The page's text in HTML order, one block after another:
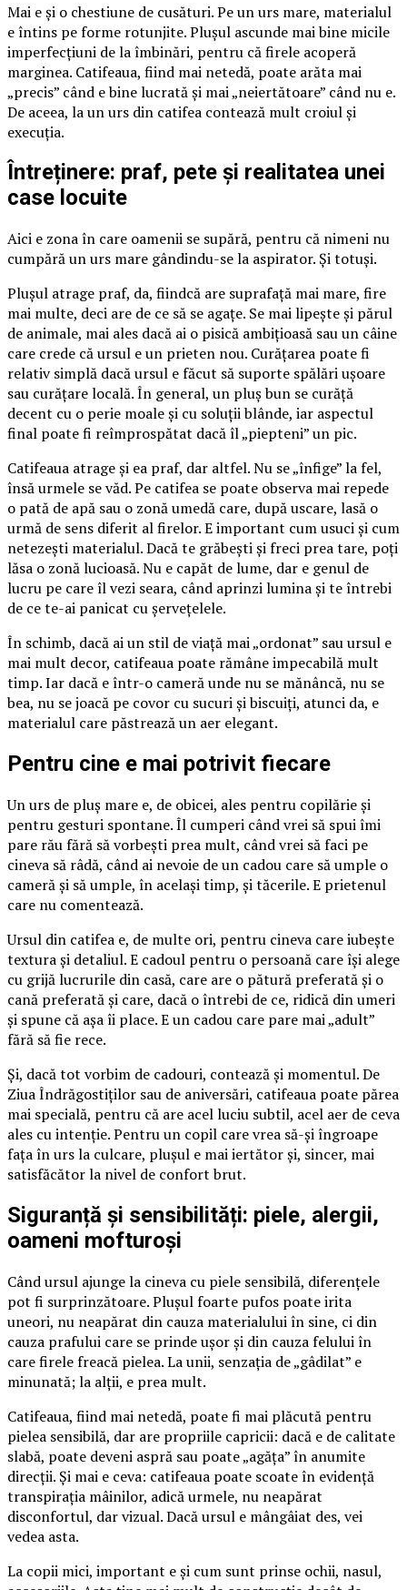
Mai e și o chestiune de cusături. Pe un urs mare, materialul
e întins pe forme rotunjite. Plușul ascunde mai bine micile
imperfecțiuni de la îmbinări, pentru că firele acoperă
marginea. Catifeaua, fiind mai netedă, poate arăta mai
„precis” când e bine lucrată și mai „neiertătoare” când nu e.
De aceea, la un urs din catifea contează mult croiul și
execuția.
Întreținere: praf, pete și realitatea unei
case locuite
Aici e zona în care oamenii se supără, pentru că nimeni nu
cumpără un urs mare gândindu-se la aspirator. Și totuși.
Plușul atrage praf, da, fiindcă are suprafață mai mare, fire
mai multe, deci are de ce să se agațe. Se mai lipește și părul
de animale, mai ales dacă ai o pisică ambițioasă sau un câine
care crede că ursul e un prieten nou. Curățarea poate fi
relativ simplă dacă ursul e făcut să suporte spălări ușoare
sau curățare locală. În general, un pluș bun se curăță
decent cu o perie moale și cu soluții blânde, iar aspectul
final poate fi reîmprospătat dacă îl „piepteni” un pic.
Catifeaua atrage și ea praf, dar altfel. Nu se „înfige” la fel,
însă urmele se văd. Pe catifea se poate observa mai repede
o pată de apă sau o zonă umedă care, după uscare, lasă o
urmă de sens diferit al firelor. E important cum usuci și cum
netezești materialul. Dacă te grăbești și freci prea tare, poți
lăsa o zonă lucioasă. Nu e capăt de lume, dar e genul de
lucru pe care îl vezi seara, când aprinzi lumina și te întrebi
de ce te-ai panicat cu șervețelele.
În schimb, dacă ai un stil de viață mai „ordonat” sau ursul e
mai mult decor, catifeaua poate rămâne impecabilă mult
timp. Iar dacă e într-o cameră unde nu se mănâncă, nu se
bea, nu se joacă pe covor cu sucuri și biscuiți, atunci da, e
materialul care păstrează un aer elegant.
Pentru cine e mai potrivit fiecare
Un urs de pluș mare e, de obicei, ales pentru copilărie și
pentru gesturi spontane. Îl cumperi când vrei să spui îmi
pare rău fără să vorbești prea mult, când vrei să faci pe
cineva să râdă, când ai nevoie de un cadou care să umple o
cameră și să umple, în același timp, și tăcerile. E prietenul
care nu comentează.
Ursul din catifea e, de multe ori, pentru cineva care iubește
textura și detaliul. E cadoul pentru o persoană care își alege
cu grijă lucrurile din casă, care are o pătură preferată și o
cană preferată și care, dacă o întrebi de ce, ridică din umeri
și spune că așa îi place. E un cadou care pare mai „adult”
fără să fie rece.
Și, dacă tot vorbim de cadouri, contează și momentul. De
Ziua Îndrăgostiților sau de aniversări, catifeaua poate părea
mai specială, pentru că are acel luciu subtil, acel aer de ceva
ales cu intenție. Pentru un copil care vrea să-și îngroape
fața în urs la culcare, plușul e mai iertător și, sincer, mai
satisfăcător la nivel de confort brut.
Siguranță și sensibilități: piele, alergii,
oameni mofturoși
Când ursul ajunge la cineva cu piele sensibilă, diferențele
pot fi surprinzătoare. Plușul foarte pufos poate irita
uneori, nu neapărat din cauza materialului în sine, ci din
cauza prafului care se prinde ușor și din cauza felului în
care firele freacă pielea. La unii, senzația de „gâdilat” e
minunată; la alții, e prea mult.
Catifeaua, fiind mai netedă, poate fi mai plăcută pentru
pielea sensibilă, dar are propriile capricii: dacă e de calitate
slabă, poate deveni aspră sau poate „agăța” în anumite
direcții. Și mai e ceva: catifeaua poate scoate în evidență
transpirația mâinilor, adică urmele, nu neapărat
disconfortul, dar vizual. Dacă ursul e mângâiat des, vei
vedea asta.
La copii mici, important e și cum sunt prinse ochii, nasul,